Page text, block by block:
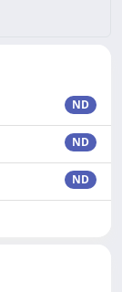
ND
ND
ND